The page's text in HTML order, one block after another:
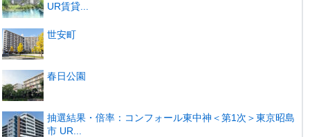
UR賃貸...
世安町
春日公園
抽選結果・倍率：コンフォール東中神＜第1次＞東京昭島
市 UR...